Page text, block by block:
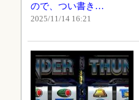
ので、つい書き…
2025/11/14 16:21